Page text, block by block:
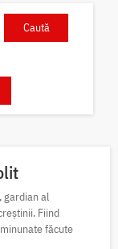
gardian al
Fiind
făcute